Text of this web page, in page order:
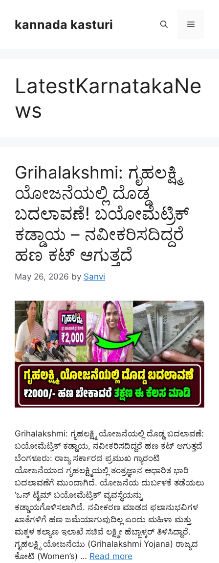
contentkannada kasturi Menu
LatestKarnatakaNe
ws
Grihalakshmi: ಗೃಹಲಕ್ಷ್ಮಿ
ಯೋಜನೆಯಲ್ಲಿ ದೊಡ್ಡ
ಬದಲಾವಣೆ! ಬಯೋಮೆಟ್ರಿಕ್
ಕಡ್ಡಾಯ – ನವೀಕರಿಸದಿದ್ದರೆ
ಹಣ ಕಟ್ ಆಗುತ್ತದೆ
May 26, 2026 by Sanvi
Grihalakshmi: ಗೃಹಲಕ್ಷ್ಮಿ ಯೋಜನೆಯಲ್ಲಿ ದೊಡ್ಡ ಬದಲಾವಣೆ:
ಬಯೋಮೆಟ್ರಿಕ್ ಕಡ್ಡಾಯ, ನವೀಕರಿಸದಿದ್ದರೆ ಹಣ ಕಟ್ ಆಗುತ್ತದೆ
ಬೆಂಗಳೂರು: ರಾಜ್ಯ ಸರ್ಕಾರದ ಪ್ರಮುಖ ಗ್ಯಾರಂಟಿ
ಯೋಜನೆಯಾದ ಗೃಹಲಕ್ಷ್ಮಿಯಲ್ಲಿ ತಂತ್ರಜ್ಞಾನ ಆಧಾರಿತ ಭಾರಿ
ಬದಲಾವಣೆಗೆ ಮುಂದಾಗಿದೆ. ಯೋಜನೆಯ ದುರ್ಬಳಕೆ ತಡೆಯಲು
‘ಒನ್ ಟೈಮ್ ಬಯೋಮೆಟ್ರಿಕ್’ ವ್ಯವಸ್ಥೆಯನ್ನು
ಕಡ್ಡಾಯಗೊಳಿಸಲಾಗಿದೆ. ನವೀಕರಣ ಮಾಡದ ಫಲಾನುಭವಿಗಳ
ಖಾತೆಗಳಿಗೆ ಹಣ ಜಮೆಯಾಗುವುದಿಲ್ಲ ಎಂದು ಮಹಿಳಾ ಮತ್ತು
ಮಕ್ಕಳ ಕಲ್ಯಾಣ ಇಲಾಖೆ ಸಚಿವೆ ಲಕ್ಷ್ಮೀ ಹೆಬ್ಬಾಳ್ಕರ್ ತಿಳಿಸಿದ್ದಾರೆ.
ಗೃಹಲಕ್ಷ್ಮಿ ಯೋಜನೆಯು (Grihalakshmi Yojana) ರಾಜ್ಯದ
ಕೋಟಿ (Women’s) … Read more